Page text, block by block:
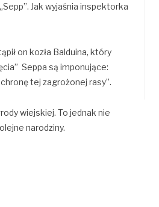
Jak wyjaśnia inspektorka
on kozła Balduina, który
Seppa są imponujące:
tej zagrożonej rasy”.
wiejskiej. To jednak nie
narodziny.